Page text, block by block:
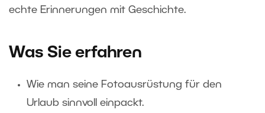
echte Erinnerungen mit Geschichte.
Was Sie erfahren
Wie man seine Fotoausrüstung für den
Urlaub sinnvoll einpackt.